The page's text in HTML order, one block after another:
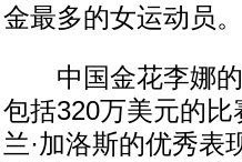
金最多的女运动员。
中国金花李娜的
包括320万美元的
兰·加洛斯的优秀表